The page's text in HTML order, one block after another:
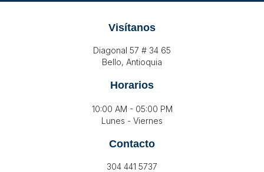
Visítanos
Diagonal 57 # 34 65
Bello, Antioquia
Horarios
10:00 AM - 05:00 PM
Lunes - Viernes
Contacto
304 441 5737